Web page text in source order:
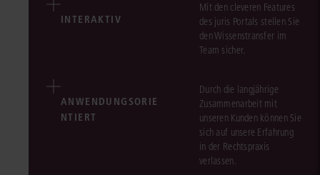
INTERAKTIV
Mit den cleveren Features
des juris Portals stellen Sie
den Wissenstransfer im
Team sicher.
ANWENDUNGSORIE
NTIERT
Durch die langjährige
Zusammenarbeit mit
unseren Kunden können Sie
sich auf unsere Erfahrung
in der Rechtspraxis
verlassen.